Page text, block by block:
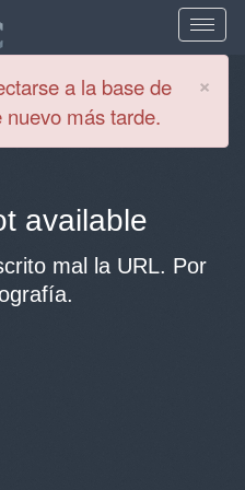
×
a la base de
más tarde.
available
mal la URL. Por